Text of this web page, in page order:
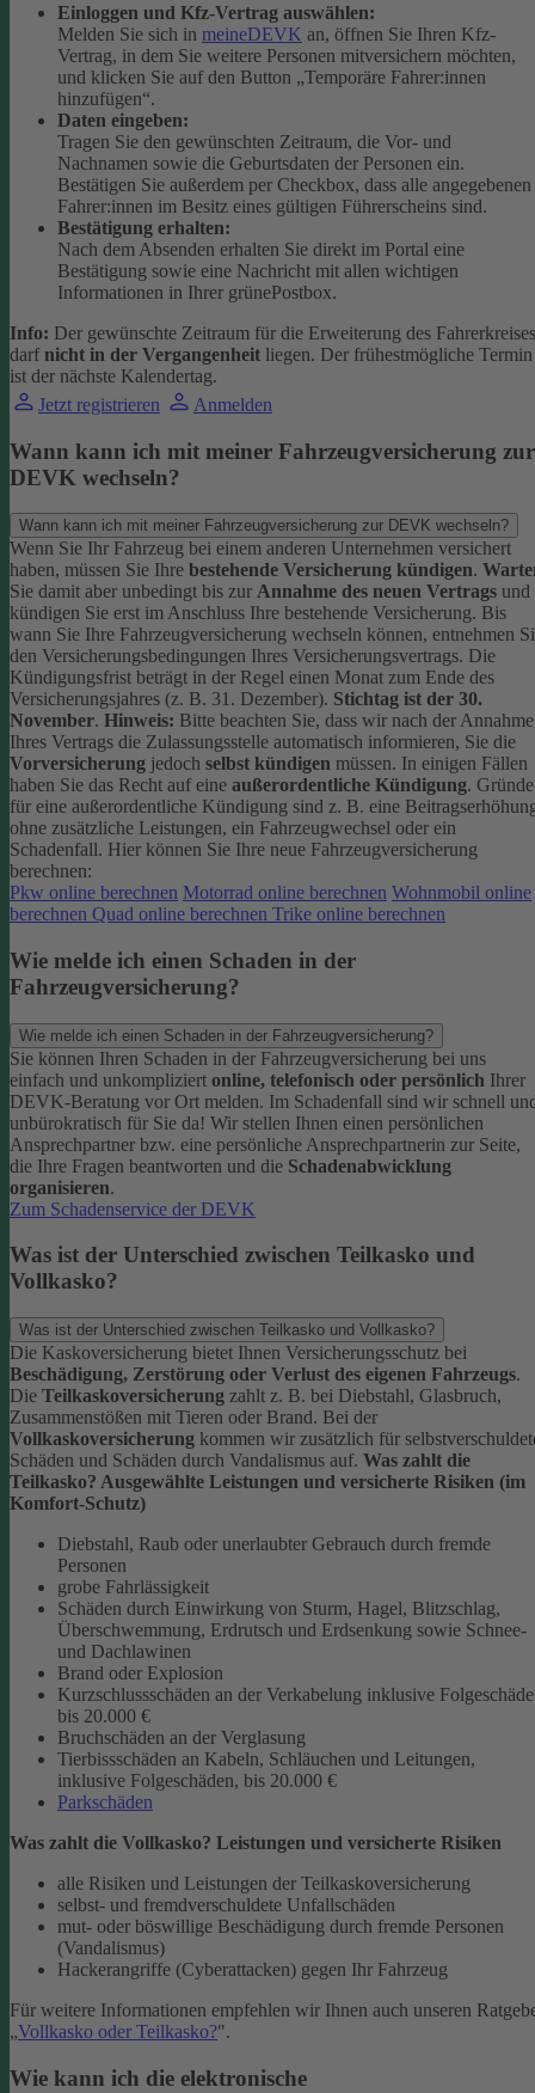
Einloggen und Kfz-Vertrag auswählen:
Melden Sie sich in meineDEVK an, öffnen Sie Ihren Kfz-
Vertrag, in dem Sie weitere Personen mitversichern möchten,
und klicken Sie auf den Button „Temporäre Fahrer:innen
hinzufügen“.
Daten eingeben:
Tragen Sie den gewünschten Zeitraum, die Vor- und
Nachnamen sowie die Geburtsdaten der Personen ein.
Bestätigen Sie außerdem per Checkbox, dass alle angegebenen
Fahrer:innen im Besitz eines gültigen Führerscheins sind.
Bestätigung erhalten:
Nach dem Absenden erhalten Sie direkt im Portal eine
Bestätigung sowie eine Nachricht mit allen wichtigen
Informationen in Ihrer grünePostbox.
Info: Der gewünschte Zeitraum für die Erweiterung des Fahrerkreises
darf nicht in der Vergangenheit liegen. Der frühestmögliche Termin
ist der nächste Kalendertag.
Jetzt registrieren
Anmelden
Wann kann ich mit meiner Fahrzeugversicherung zur
DEVK wechseln?
Wann kann ich mit meiner Fahrzeugversicherung zur DEVK wechseln?
Wenn Sie Ihr Fahrzeug bei einem anderen Unternehmen versichert
haben, müssen Sie Ihre bestehende Versicherung kündigen.
Sie damit aber unbedingt bis zur Annahme des neuen Vertrags und
kündigen Sie erst im Anschluss Ihre bestehende Versicherung. Bis
wann Sie Ihre Fahrzeugversicherung wechseln können, entnehmen
den Versicherungsbedingungen Ihres Versicherungsvertrags. Die
Kündigungsfrist beträgt in der Regel einen Monat zum Ende des
Versicherungsjahres (z. B. 31. Dezember). Stichtag ist der 30.
November. Hinweis: Bitte beachten Sie, dass wir nach der Annahme
Ihres Vertrags die Zulassungsstelle automatisch informieren, Sie die
Vorversicherung jedoch selbst kündigen müssen. In einigen Fällen
haben Sie das Recht auf eine außerordentliche Kündigung. Gründe
für eine außerordentliche Kündigung sind z. B. eine
ohne zusätzliche Leistungen, ein Fahrzeugwechsel oder ein
Schadenfall. Hier können Sie Ihre neue Fahrzeugversicherung
berechnen:
Pkw online berechnen Motorrad online berechnen Wohnmobil online
berechnen Quad online berechnen Trike online berechnen
Wie melde ich einen Schaden in der
Fahrzeugversicherung?
Wie melde ich einen Schaden in der Fahrzeugversicherung?
Sie können Ihren Schaden in der Fahrzeugversicherung bei uns
einfach und unkompliziert online, telefonisch oder persönlich Ihrer
DEVK-Beratung vor Ort melden. Im Schadenfall sind wir schnell
unbürokratisch für Sie da! Wir stellen Ihnen einen persönlichen
Ansprechpartner bzw. eine persönliche Ansprechpartnerin zur Seite,
die Ihre Fragen beantworten und die Schadenabwicklung
organisieren.
Zum Schadenservice der DEVK
Was ist der Unterschied zwischen Teilkasko und
Vollkasko?
Was ist der Unterschied zwischen Teilkasko und Vollkasko?
Die Kaskoversicherung bietet Ihnen Versicherungsschutz bei
Beschädigung, Zerstörung oder Verlust des eigenen Fahrzeugs.
Die Teilkaskoversicherung zahlt z. B. bei Diebstahl, Glasbruch,
Zusammenstößen mit Tieren oder Brand. Bei der
Vollkaskoversicherung kommen wir zusätzlich für
Schäden und Schäden durch Vandalismus auf. Was zahlt die
Teilkasko? Ausgewählte Leistungen und versicherte Risiken (im
Komfort-Schutz)
Diebstahl, Raub oder unerlaubter Gebrauch durch fremde
Personen
grobe Fahrlässigkeit
Schäden durch Einwirkung von Sturm, Hagel, Blitzschlag,
Überschwemmung, Erdrutsch und Erdsenkung sowie Schnee-
und Dachlawinen
Brand oder Explosion
Kurzschlussschäden an der Verkabelung inklusive
bis 20.000 €
Bruchschäden an der Verglasung
Tierbissschäden an Kabeln, Schläuchen und Leitungen,
inklusive Folgeschäden, bis 20.000 €
Parkschäden
Was zahlt die Vollkasko? Leistungen und versicherte Risiken
alle Risiken und Leistungen der Teilkaskoversicherung
selbst- und fremdverschuldete Unfallschäden
mut- oder böswillige Beschädigung durch fremde Personen
(Vandalismus)
Hackerangriffe (Cyberattacken) gegen Ihr Fahrzeug
Für weitere Informationen empfehlen wir Ihnen auch unseren
„Vollkasko oder Teilkasko?".
Wie kann ich die elektronische